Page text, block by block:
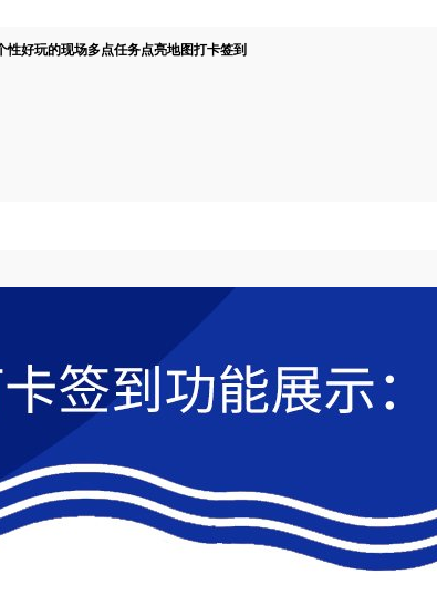
性好玩的现场多点任务点亮地图打卡签到